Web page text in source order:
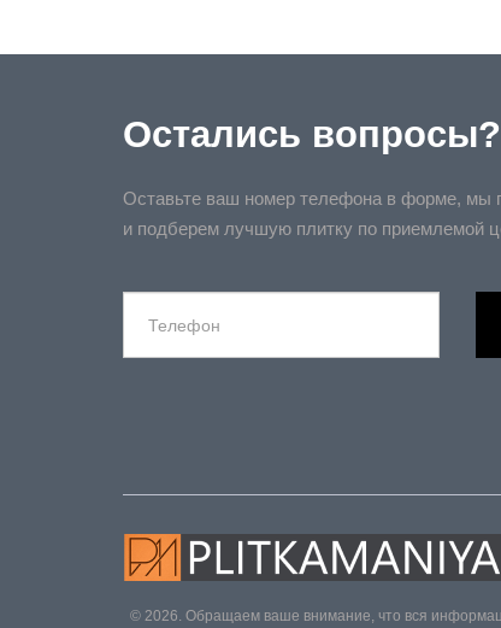
Остались вопросы?
Оставьте ваш номер телефона в форме, мы
и подберем лучшую плитку по приемлемой
© 2026. Обращаем ваше внимание, что вся